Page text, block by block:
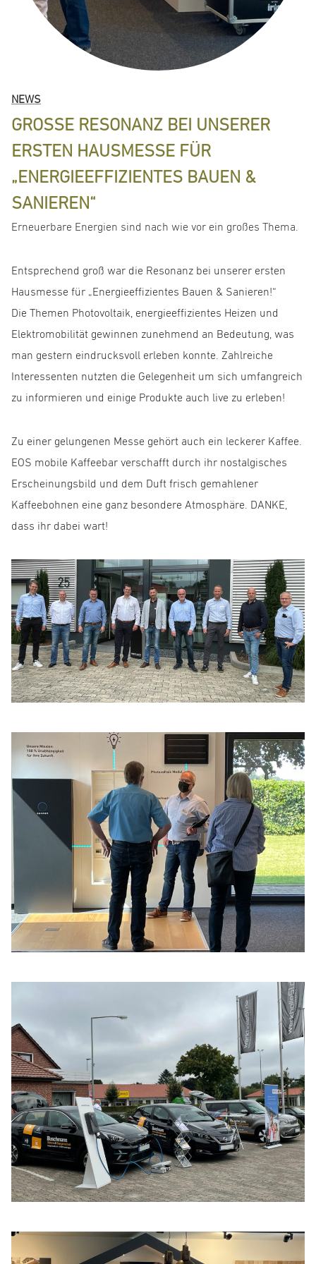
NEWS
GROSSE RESONANZ BEI UNSERER E
RSTEN HAUSMESSE FÜR „
ENERGIEEFFIZIENTES BAUEN & S
ANIEREN“
Erneuerbare Energien sind nach wie vor ein großes Thema.
Entsprechend groß war die Resonanz bei unserer ersten
Hausmesse für „Energieeffizientes Bauen & Sanieren!“
Die Themen Photovoltaik, energieeffizientes Heizen und
Elektromobilität gewinnen zunehmend an Bedeutung, was
man gestern eindrucksvoll erleben konnte. Zahlreiche
Interessenten nutzten die Gelegenheit um sich umfangreich
zu informieren und einige Produkte auch live zu erleben!
Zu einer gelungenen Messe gehört auch ein leckerer Kaffee.
EOS mobile Kaffeebar verschafft durch ihr nostalgisches
Erscheinungsbild und dem Duft frisch gemahlener
Kaffeebohnen eine ganz besondere Atmosphäre. DANKE,
dass ihr dabei wart!